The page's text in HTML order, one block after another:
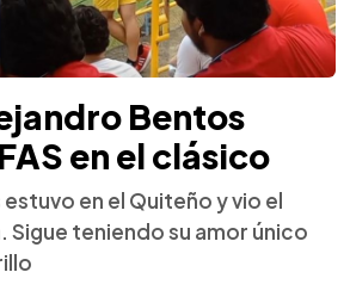
Bentos
en el clásico
en el Quiteño y vio el
Sigue teniendo su amor único